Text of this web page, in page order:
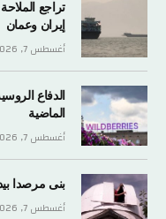
تراجع
إيران وعمان
أغسطس 7, 2026
الماضية
أغسطس 7, 2026
بنى مرصدا
أغسطس 7, 2026